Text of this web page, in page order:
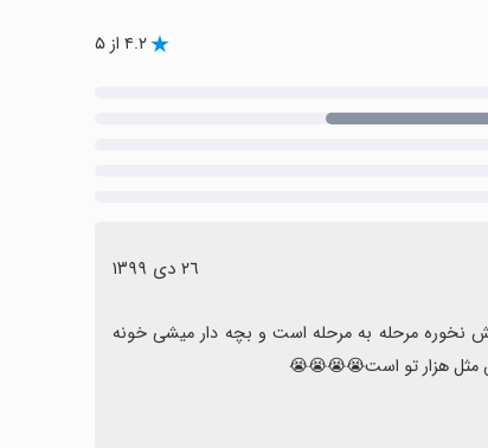
۴.۲ از ۵
٢٦ دی ١٣٩٩
هزار تو است😭😭😭😭